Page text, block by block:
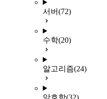
서버(72)
수학(20)
알고리즘(24)
암호학(32)